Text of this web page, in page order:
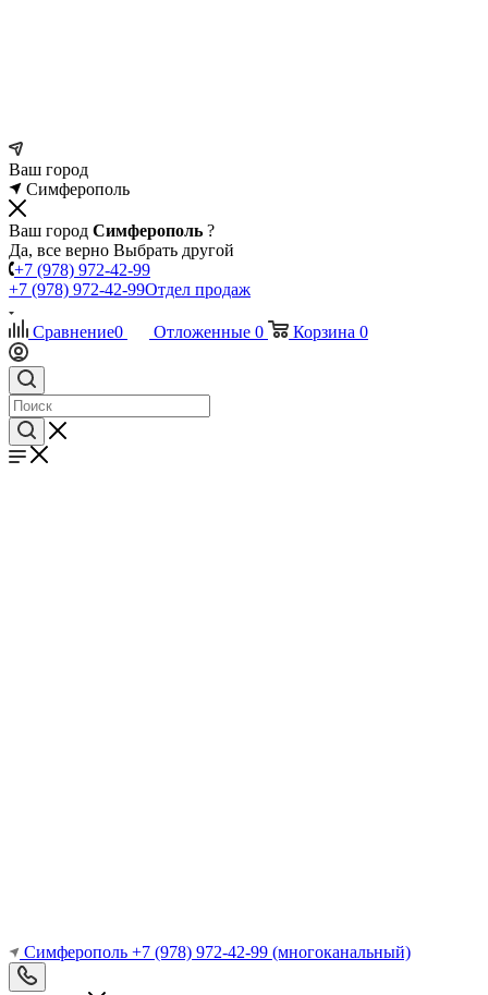
Ваш город
Симферополь
Ваш город Симферополь ?
Да, все верно Выбрать другой
+7 (978) 972-42-99
+7 (978) 972-42-99Отдел продаж
Сравнение0 Отложенные 0 Корзина 0
Симферополь +7 (978) 972-42-99 (многоканальный)